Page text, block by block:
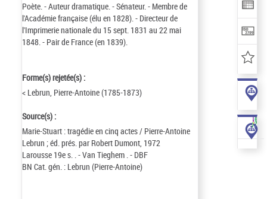
Poète. - Auteur dramatique. - Sénateur. - Membre de
l'Académie française (élu en 1828). - Directeur de
l'Imprimerie nationale du 15 sept. 1831 au 22 mai
1848. - Pair de France (en 1839).
Forme(s) rejetée(s) :
< Lebrun, Pierre-Antoine (1785-1873)
Source(s) :
Marie-Stuart : tragédie en cinq actes / Pierre-Antoine
Lebrun ; éd. prés. par Robert Dumont, 1972
Larousse 19e s. . - Van Tieghem . - DBF
BN Cat. gén. : Lebrun (Pierre-Antoine)